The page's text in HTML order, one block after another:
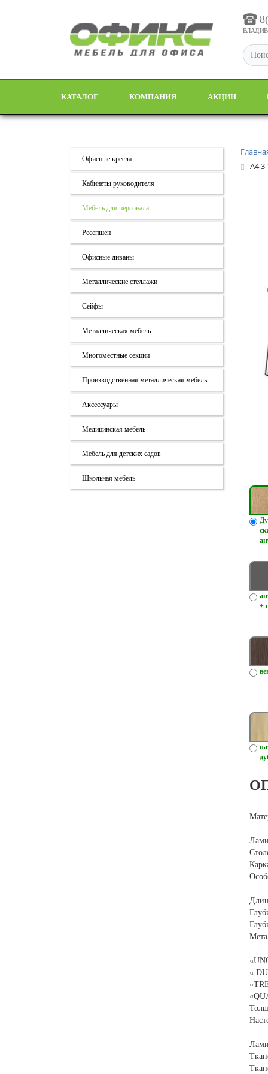
КАТАЛОГ КОМПАНИЯ АКЦИИ
Офисные кресла
Кабинеты руководителя
Мебель для персонала
Ресепшен
Офисные диваны
Металлические стеллажи
Сейфы
Металлическая мебель
Многоместные секции
Производственная металлическая мебель
Аксессуары
Медицинская мебель
Мебель для детских садов
Школьная мебель
А4 3
+
«